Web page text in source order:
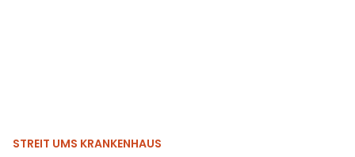
STREIT UMS KRANKENHAUS